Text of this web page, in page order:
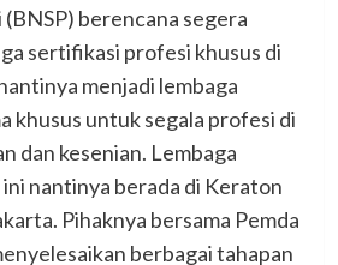
berencana segera
sertifikasi profesi khusus di
menjadi lembaga
khusus untuk segala profesi di
dan kesenian. Lembaga
nantinya berada di Keraton
Pihaknya bersama Pemda
berbagai tahapan